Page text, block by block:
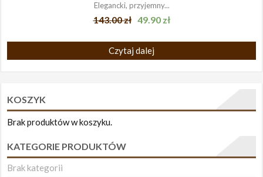
Elegancki, przyjemny...
143.00zł 49.90 zł
Czytaj dalej
KOSZYK
Brak produktów w koszyku.
KATEGORIE PRODUKTÓW
Brak kategorii